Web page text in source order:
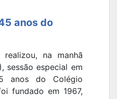
anos do
na manhã
sessão especial em
anos do Colégio
fundado em 1967,